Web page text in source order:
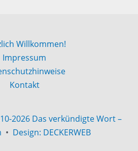
Willkommen!
Impressum
Kontakt
2026 Das verkündigte Wort –
• Design: DECKERWEB